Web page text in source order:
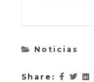
Noticias
Share: